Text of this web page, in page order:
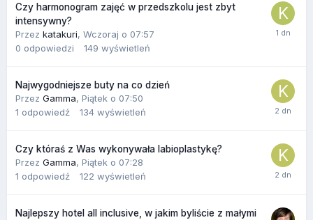
Czy harmonogram zajęć w przedszkolu jest zbyt
intensywny?
Przez katakuri, Wczoraj o 07:57
0 odpowiedzi 149 wyświetleń
Najwygodniejsze buty na co dzień
Przez Gamma, Piątek o 07:50
1 odpowiedź 134 wyświetleń
Czy któraś z Was wykonywała labioplastykę?
Przez Gamma, Piątek o 07:28
1 odpowiedź 122 wyświetleń
Najlepszy hotel all inclusive, w jakim byliście z małymi